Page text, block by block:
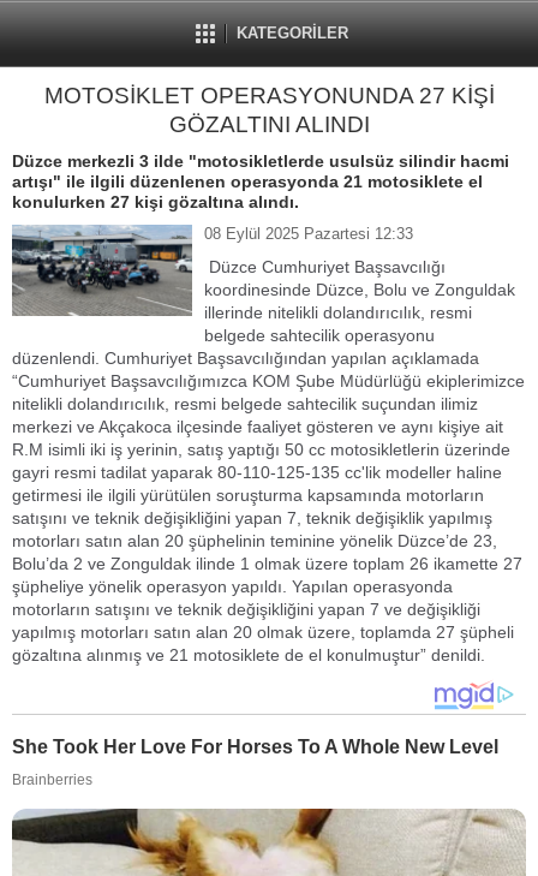
KATEGORİLER
MOTOSİKLET OPERASYONUNDA 27 KİŞİ
GÖZALTINI ALINDI
Düzce merkezli 3 ilde "motosikletlerde usulsüz silindir hacmi
artışı" ile ilgili düzenlenen operasyonda 21 motosiklete el
konulurken 27 kişi gözaltına alındı.
08 Eylül 2025 Pazartesi 12:33
Düzce Cumhuriyet Başsavcılığı
koordinesinde Düzce, Bolu ve Zonguldak
illerinde nitelikli dolandırıcılık, resmi
belgede sahtecilik operasyonu
düzenlendi. Cumhuriyet Başsavcılığından yapılan açıklamada
“Cumhuriyet Başsavcılığımızca KOM Şube Müdürlüğü ekiplerimizce
nitelikli dolandırıcılık, resmi belgede sahtecilik suçundan ilimiz
merkezi ve Akçakoca ilçesinde faaliyet gösteren ve aynı kişiye ait
R.M isimli iki iş yerinin, satış yaptığı 50 cc motosikletlerin üzerinde
gayri resmi tadilat yaparak 80-110-125-135 cc'lik modeller haline
getirmesi ile ilgili yürütülen soruşturma kapsamında motorların
satışını ve teknik değişikliğini yapan 7, teknik değişiklik yapılmış
motorları satın alan 20 şüphelinin teminine yönelik Düzce’de 23,
Bolu’da 2 ve Zonguldak ilinde 1 olmak üzere toplam 26 ikamette 27
şüpheliye yönelik operasyon yapıldı. Yapılan operasyonda
motorların satışını ve teknik değişikliğini yapan 7 ve değişikliği
yapılmış motorları satın alan 20 olmak üzere, toplamda 27 şüpheli
gözaltına alınmış ve 21 motosiklete de el konulmuştur” denildi.